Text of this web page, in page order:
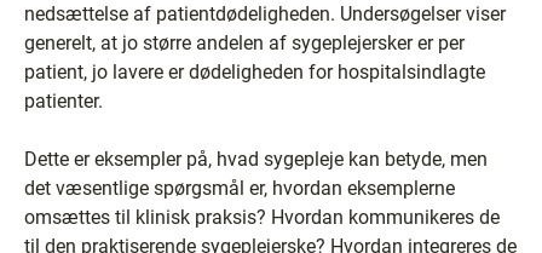
nedsættelse af patientdødeligheden. Undersøgelser viser
generelt, at jo større andelen af sygeplejersker er per
patient, jo lavere er dødeligheden for hospitalsindlagte
patienter.
Dette er eksempler på, hvad sygepleje kan betyde, men
det væsentlige spørgsmål er, hvordan eksemplerne
omsættes til klinisk praksis? Hvordan kommunikeres de
til den praktiserende sygeplejerske? Hvordan integreres de